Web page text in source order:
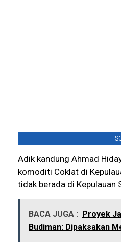
Adik kandung Ahmad
komoditi Coklat di
tidak berada di Kepulauan
BACA JUGA : Proyek
Budiman: Dipaksakan